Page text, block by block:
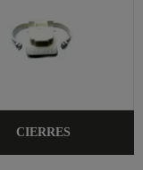
CIERRES